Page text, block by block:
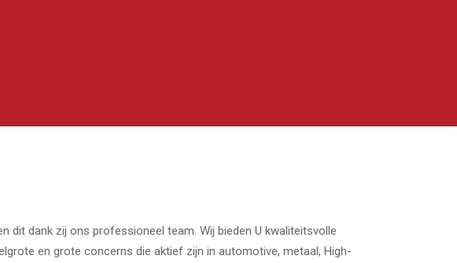
dit dank zij ons professioneel team. Wij bieden U kwaliteitsvolle
en grote concerns die aktief zijn in automotive, metaal, High-